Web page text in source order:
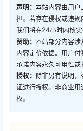
声明： 本站内容由用户
担。若存在侵权或违规
我们将在24小时内核实
赞助： 本站部分内容涉
内容定价依据。用户
承诺内容永久可用性或
授权： 除非另有说明，
证进行授权。非商业
权。